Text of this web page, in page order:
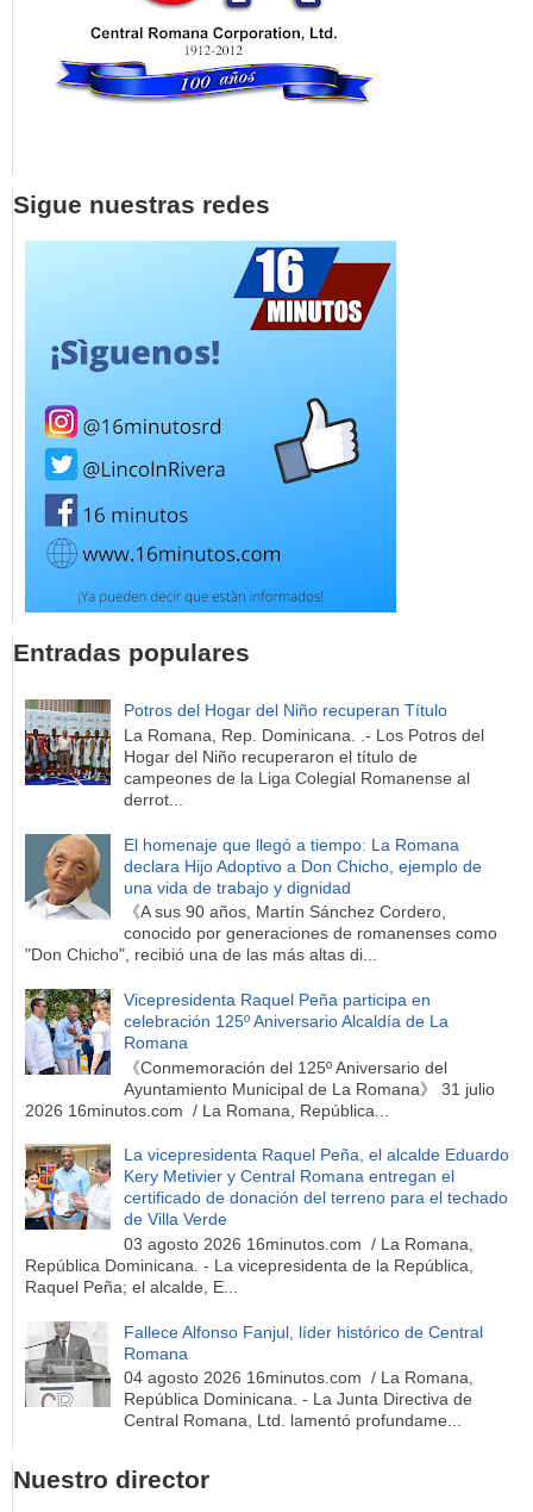
Sigue nuestras redes
Entradas populares
Potros del Hogar del Niño recuperan Título
La Romana, Rep. Dominicana. .- Los Potros del
Hogar del Niño recuperaron el título de
campeones de la Liga Colegial Romanense al
derrot...
El homenaje que llegó a tiempo: La Romana
declara Hijo Adoptivo a Don Chicho, ejemplo de
una vida de trabajo y dignidad
《A sus 90 años, Martín Sánchez Cordero,
conocido por generaciones de romanenses como
"Don Chicho", recibió una de las más altas di...
Vicepresidenta Raquel Peña participa en
celebración 125º Aniversario Alcaldía de La
Romana
《Conmemoración del 125º Aniversario del
Ayuntamiento Municipal de La Romana》 31 julio
2026 16minutos.com / La Romana, República...
La vicepresidenta Raquel Peña, el alcalde Eduardo
Kery Metivier y Central Romana entregan el
certificado de donación del terreno para el techado
de Villa Verde
03 agosto 2026 16minutos.com / La Romana,
República Dominicana. - La vicepresidenta de la República,
Raquel Peña; el alcalde, E...
Fallece Alfonso Fanjul, líder histórico de Central
Romana
04 agosto 2026 16minutos.com / La Romana,
República Dominicana. - La Junta Directiva de
Central Romana, Ltd. lamentó profundame...
Nuestro director